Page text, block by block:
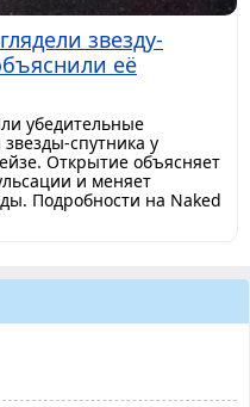
звезду-
её
убедительные
спутника у
Открытие объясняет
и меняет
Подробности на Naked